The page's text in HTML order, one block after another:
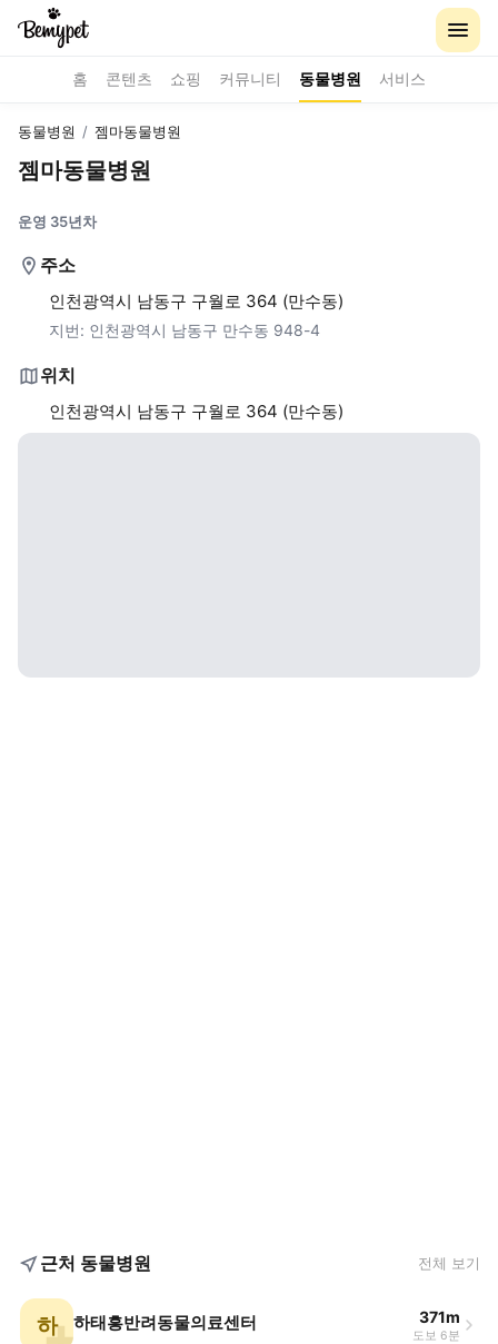
홈 콘텐츠 쇼핑 커뮤니티 동물병원 서비스
동물병원 / 젬마동물병원
젬마동물병원
운영 35년차
주소
인천광역시 남동구 구월로 364 (만수동)
지번: 인천광역시 남동구 만수동 948-4
위치
인천광역시 남동구 구월로 364 (만수동)
근처 동물병원 전체 보기
하 하태흥반려동물의료센터 371m
도보 6분